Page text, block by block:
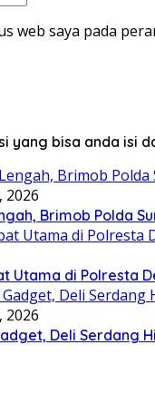
web saya pada
yang bisa anda isi
2026
Brimob Polda
Utama di Polresta
2026
Deli Serdang